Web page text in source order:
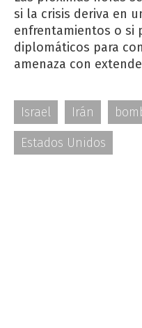
si la crisis deriva en
enfrentamientos o si
diplomáticos para
amenaza con
Israel Irán
Estados Unidos